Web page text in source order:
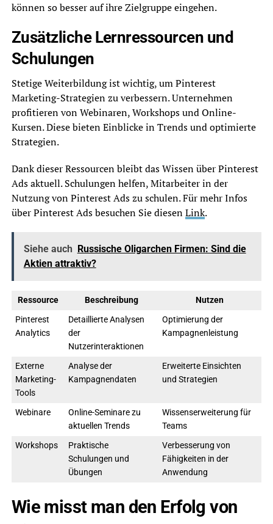
können so besser auf ihre Zielgruppe eingehen.
Zusätzliche Lernressourcen und
Schulungen
Stetige Weiterbildung ist wichtig, um Pinterest
Marketing-Strategien zu verbessern. Unternehmen
profitieren von Webinaren, Workshops und Online-
Kursen. Diese bieten Einblicke in Trends und optimierte
Strategien.
Dank dieser Ressourcen bleibt das Wissen über Pinterest
Ads aktuell. Schulungen helfen, Mitarbeiter in der
Nutzung von Pinterest Ads zu schulen. Für mehr Infos
über Pinterest Ads besuchen Sie diesenLink.
Siehe auch Russische Oligarchen Firmen: Sind die
Aktien attraktiv?
Ressource Beschreibung
Nutzen
Pinterest
Analytics
Detaillierte Analysen
der
Nutzerinteraktionen
Optimierung der
Kampagnenleistung
Externe
Marketing-
Tools
Analyse der
Kampagnendaten
Erweiterte Einsichten
und Strategien
Webinare
Online-Seminare zu
aktuellen Trends
Wissenserweiterung für
Teams
Workshops
Praktische
Schulungen und
Übungen
Verbesserung von
Fähigkeiten in der
Anwendung
Wie misst man den Erfolg von